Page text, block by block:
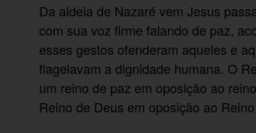
Da aldeia de Nazaré vem Jesus
com sua voz firme falando de paz,
esses gestos ofenderam aqueles e
flagelavam a dignidade humana. O
um reino de paz em oposição ao
Reino de Deus em oposição ao